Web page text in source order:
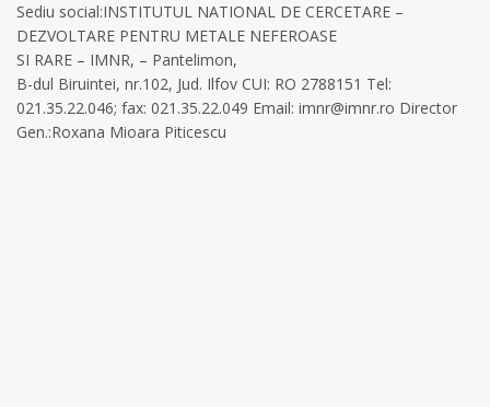
Sediu social:INSTITUTUL NATIONAL DE CERCETARE –
DEZVOLTARE PENTRU METALE NEFEROASE
SI RARE – IMNR, – Pantelimon,
B-dul Biruintei, nr.102, Jud. Ilfov CUI: RO 2788151 Tel:
021.35.22.046; fax: 021.35.22.049 Email: imnr@imnr.ro Director
Gen.:Roxana Mioara Piticescu